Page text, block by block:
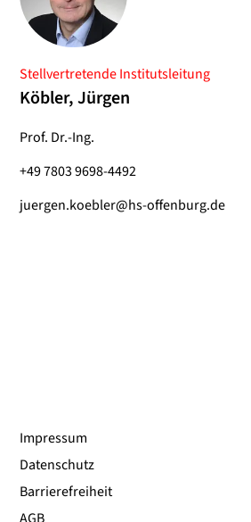
Stellvertretende Institutsleitung
Köbler, Jürgen
Prof. Dr.-Ing.
+49 7803 9698-4492
juergen.koebler@hs-offenburg.de
Impressum
Datenschutz
Barrierefreiheit
AGB